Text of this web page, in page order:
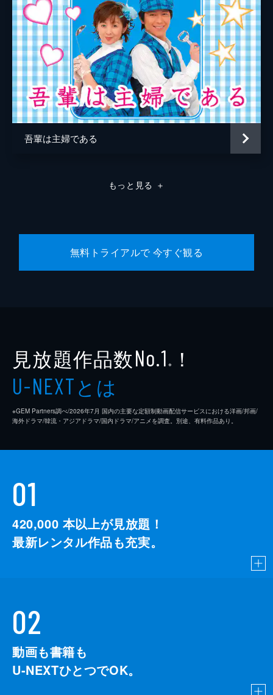
吾輩は主婦である
もっと見る ＋
無料トライアルで 今すぐ観る
見放題作品数No.1 ※ ！
U-NEXTとは
※GEM Partners調べ/2026年7⽉ 国内の主要な定額制動画配信サービスにおける洋画/邦画/
海外ドラマ/韓流・アジアドラマ/国内ドラマ/アニメを調査。別途、有料作品あり。
01
420,000 本以上が見放題！
最新レンタル作品も充実。
02
動画も書籍も
U-NEXTひとつでOK。